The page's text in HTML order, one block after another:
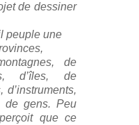
de dessiner
peuple une
de
d’îles, de
de gens. Peu
que ce